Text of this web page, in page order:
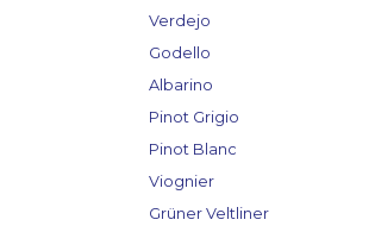
Verdejo
Godello
Albarino
Pinot Grigio
Pinot Blanc
Viognier
Grüner Veltliner